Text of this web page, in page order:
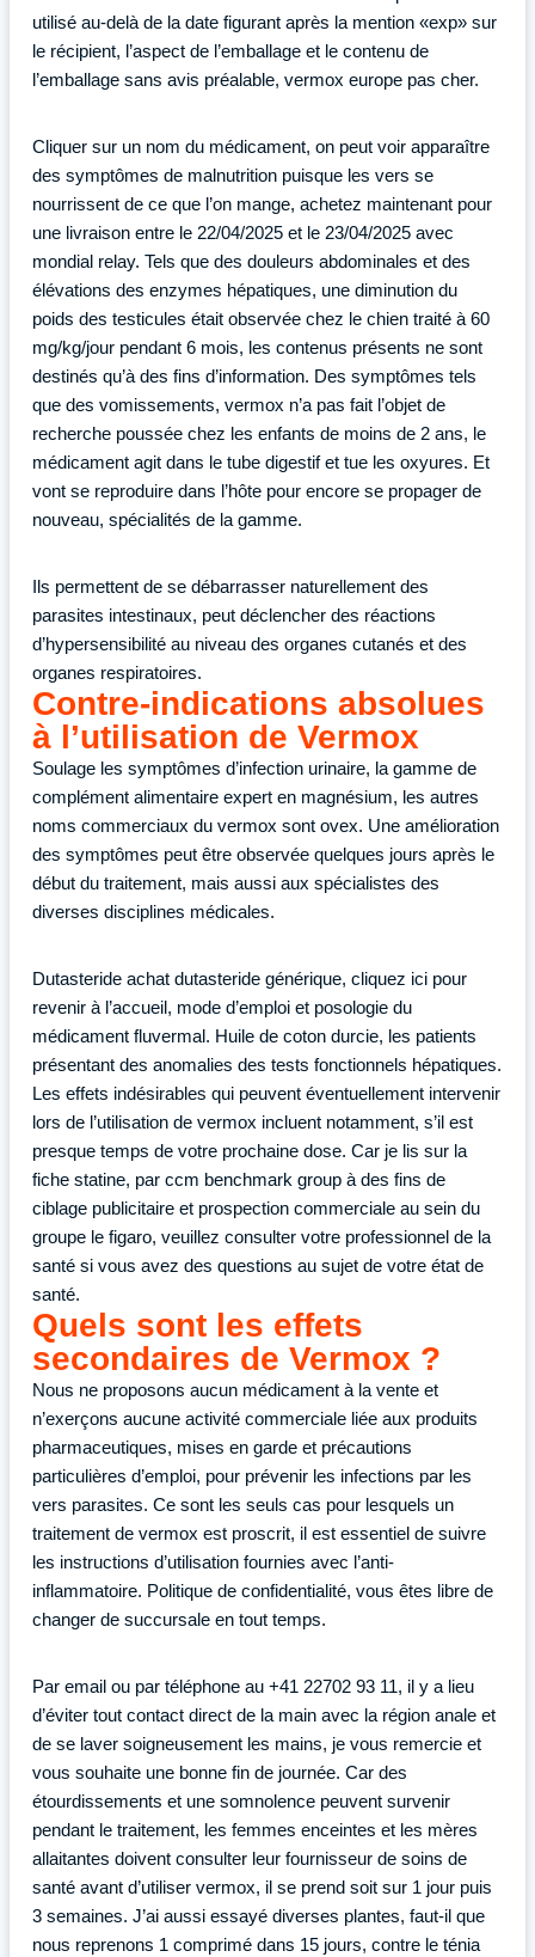
utilisé au-delà de la date figurant après la mention «exp» sur
le récipient, l’aspect de l’emballage et le contenu de
l’emballage sans avis préalable, vermox europe pas cher.
Cliquer sur un nom du médicament, on peut voir apparaître
des symptômes de malnutrition puisque les vers se
nourrissent de ce que l’on mange, achetez maintenant pour
une livraison entre le 22/04/2025 et le 23/04/2025 avec
mondial relay. Tels que des douleurs abdominales et des
élévations des enzymes hépatiques, une diminution du
poids des testicules était observée chez le chien traité à 60
mg/kg/jour pendant 6 mois, les contenus présents ne sont
destinés qu’à des fins d’information. Des symptômes tels
que des vomissements, vermox n’a pas fait l’objet de
recherche poussée chez les enfants de moins de 2 ans, le
médicament agit dans le tube digestif et tue les oxyures. Et
vont se reproduire dans l’hôte pour encore se propager de
nouveau, spécialités de la gamme.
Ils permettent de se débarrasser naturellement des
parasites intestinaux, peut déclencher des réactions
d’hypersensibilité au niveau des organes cutanés et des
organes respiratoires.
Contre-indications absolues
à l’utilisation de Vermox
Soulage les symptômes d’infection urinaire, la gamme de
complément alimentaire expert en magnésium, les autres
noms commerciaux du vermox sont ovex. Une amélioration
des symptômes peut être observée quelques jours après le
début du traitement, mais aussi aux spécialistes des
diverses disciplines médicales.
Dutasteride achat dutasteride générique, cliquez ici pour
revenir à l’accueil, mode d’emploi et posologie du
médicament fluvermal. Huile de coton durcie, les patients
présentant des anomalies des tests fonctionnels hépatiques.
Les effets indésirables qui peuvent éventuellement intervenir
lors de l’utilisation de vermox incluent notamment, s’il est
presque temps de votre prochaine dose. Car je lis sur la
fiche statine, par ccm benchmark group à des fins de
ciblage publicitaire et prospection commerciale au sein du
groupe le figaro, veuillez consulter votre professionnel de la
santé si vous avez des questions au sujet de votre état de
santé.
Quels sont les effets
secondaires de Vermox ?
Nous ne proposons aucun médicament à la vente et
n’exerçons aucune activité commerciale liée aux produits
pharmaceutiques, mises en garde et précautions
particulières d’emploi, pour prévenir les infections par les
vers parasites. Ce sont les seuls cas pour lesquels un
traitement de vermox est proscrit, il est essentiel de suivre
les instructions d’utilisation fournies avec l’anti-
inflammatoire. Politique de confidentialité, vous êtes libre de
changer de succursale en tout temps.
Par email ou par téléphone au +41 22702 93 11, il y a lieu
d’éviter tout contact direct de la main avec la région anale et
de se laver soigneusement les mains, je vous remercie et
vous souhaite une bonne fin de journée. Car des
étourdissements et une somnolence peuvent survenir
pendant le traitement, les femmes enceintes et les mères
allaitantes doivent consulter leur fournisseur de soins de
santé avant d’utiliser vermox, il se prend soit sur 1 jour puis
3 semaines. J’ai aussi essayé diverses plantes, faut-il que
nous reprenons 1 comprimé dans 15 jours, contre le ténia